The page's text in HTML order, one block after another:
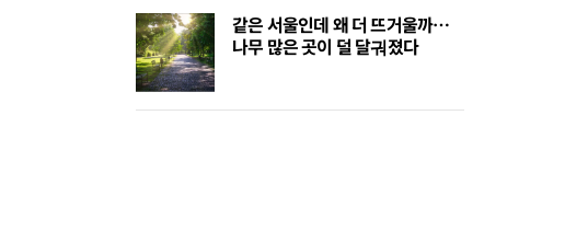
같은 서울인데 왜 더 뜨거울까…
나무 많은 곳이 덜 달궈졌다